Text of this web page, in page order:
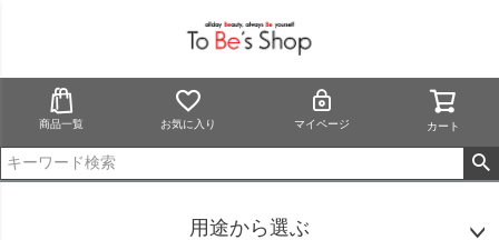
商品一覧 お気に入り マイページ カート
用途から選ぶ